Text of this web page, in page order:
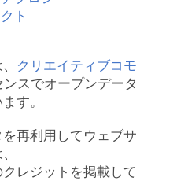
クリエイティブコモ
スでオープンデータ
す。
再利用してウェブサ
レジットを掲載して